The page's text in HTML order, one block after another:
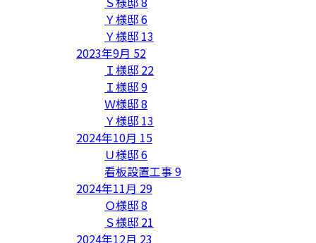
Ｙ様邸6
Ｙ様邸 13
2023年9月 52
Ｉ様邸 22
Ｉ様邸9
Ｗ様邸8
Ｙ様邸 13
2024年10月 15
Ｕ様邸6
看板設置工事9
2024年11月 29
Ｏ様邸8
Ｓ様邸 21
2024年12月 23